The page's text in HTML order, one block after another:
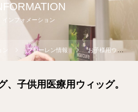
インフォメーション
フローレン情報 お子様用ウィッグ、子供用医療用ウィッグ。
、子供用医療用ウィッグ。